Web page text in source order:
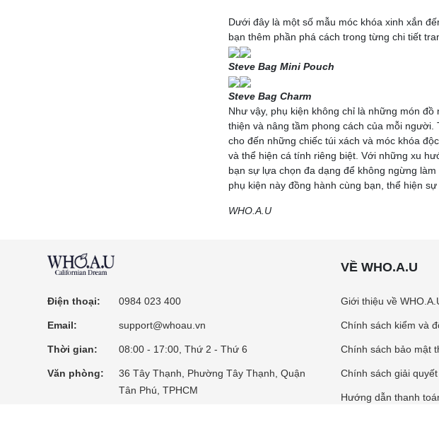
Dưới đây là một số mẫu móc khóa xinh xắn
bạn thêm phần phá cách trong từng chi tiết
Steve Bag Mini Pouch
Steve Bag Charm
Như vậy, phụ kiện không chỉ là những món
thiện và nâng tầm phong cách của mỗi
cho đến những chiếc túi xách và móc khóa
và thể hiện cá tính riêng biệt. Với những xu
bạn sự lựa chọn đa dạng để không ngừng
phụ kiện này đồng hành cùng bạn, thể hiện
WHO.A.U
Điện thoại: 0984 023 400
Email: support@whoau.vn
Thời gian: 08:00 - 17:00, Thứ 2 - Thứ 6
Văn phòng:
36 Tây Thạnh, Phường Tây Thạnh, Quận
Tân Phú, TPHCM
VỀ WHO.A.U
Giới thiệu về
Chính sách kiểm và
Chính sách bảo mật
Chính sách giải
Hướng dẫn thanh